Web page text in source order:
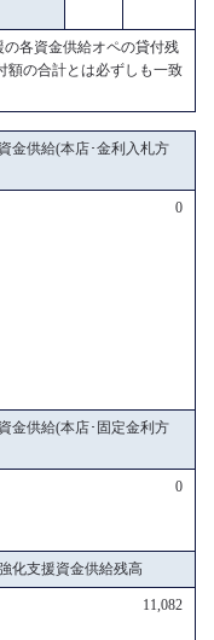
各資金供給オペの貸付残
額の合計とは必ずしも一致
金供給(本店･金利入札方
0
金供給(本店･固定金利方
0
化支援資金供給残高
11,082